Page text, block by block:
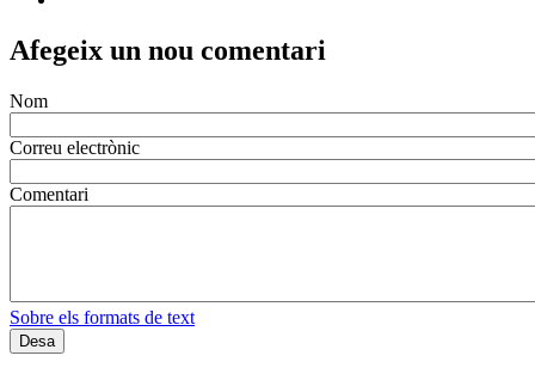
Afegeix un nou comentari
Nom
Correu electrònic
Comentari
Sobre els formats de text